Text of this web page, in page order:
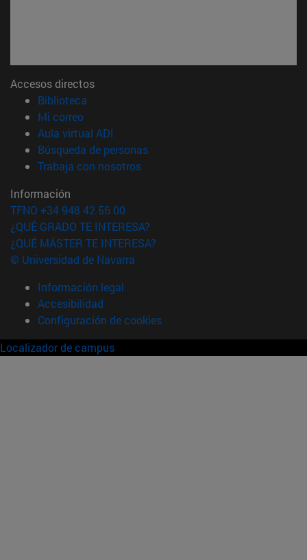
Accesos directos
Biblioteca
Mi correo(abre en nueva ventana)
Aula virtual ADI
Búsqueda de personas(abre en nueva ventana)
Trabaja con nosotros(abre en nueva ventana)
Información
TFNO +34 948 42 56 00
¿QUÉ GRADO TE INTERESA?
¿QUÉ MÁSTER TE INTERESA?
© Universidad de Navarra
Información legal
Accesibilidad
Configuración de cookies
Localizador de campus